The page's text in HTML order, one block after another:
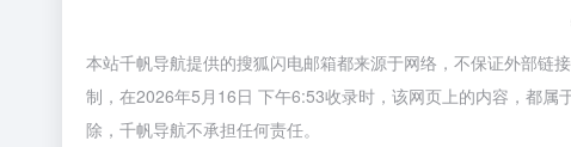
本站千帆导航提供的搜狐闪电邮箱都来源于网络，不保证外部链
制，在2026年5月16日 下午6:53收录时，该网页上的内容，都
除，千帆导航不承担任何责任。